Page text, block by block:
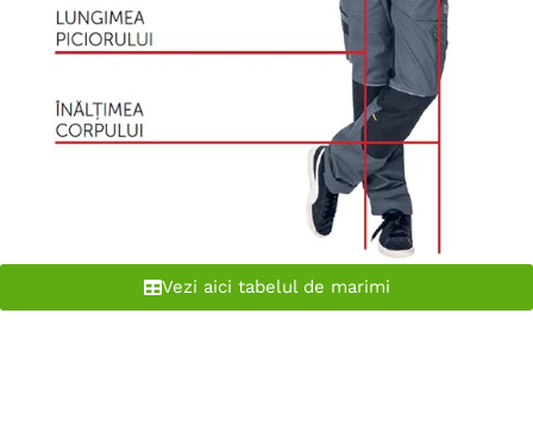
Vezi aici tabelul de marimi